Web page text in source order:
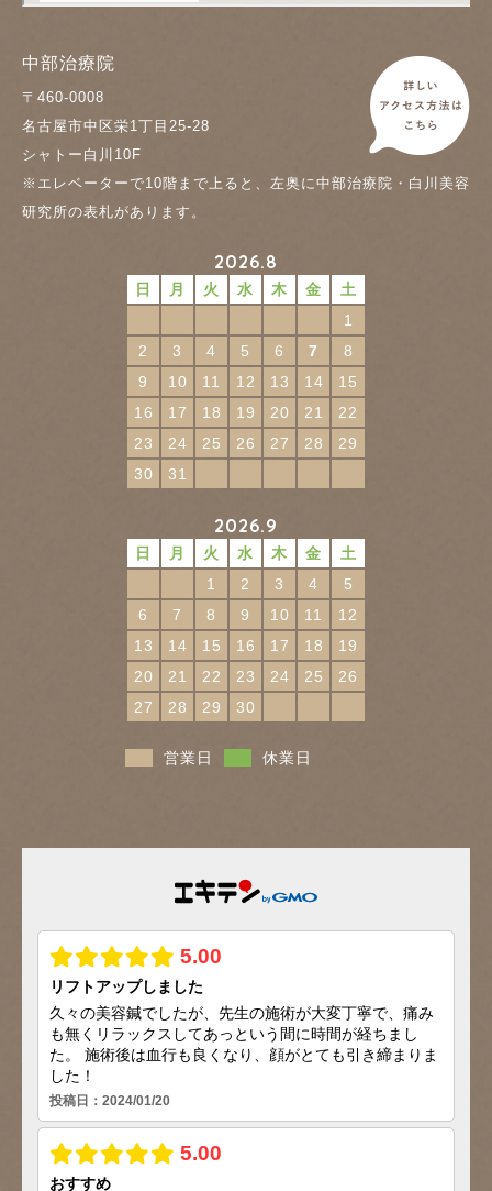
中部治療院
〒460-0008
名古屋市中区栄1丁目25-28
シャトー白川10F
※エレベーターで10階まで上ると、左奥に中部治療院・白川美容
研究所の表札があります。
2026.8
日 月 火 水 木 金
土
1
2
3 4 5 6 7
8
9
10 11 12 13 14
15
16
17 18 19 20 21
22
23
24 25 26 27 28
29
30
31
2026.9
日 月 火 水 木 金
土
1
2 3 4
5
6
7 8 9 10 11
12
13
14 15 16 17 18
19
20
21 22 23 24 25
26
27
28 29 30
営業日 休業日